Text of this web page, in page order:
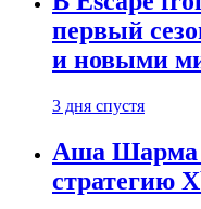
первый
и новыми
3 дня спустя
Аша Шарма
стратегию